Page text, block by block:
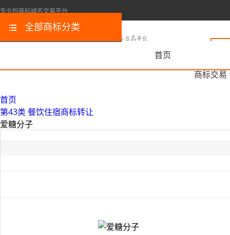
专业的商标域名交易平台
首页
商标交易
全部商标分类
首页
第43类 餐饮住宿商标转让
爱糖分子